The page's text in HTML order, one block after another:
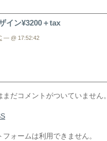
イン¥3200＋tax
— @ 17:52:42
まだコメントがついていません。
ォームは利用できません。